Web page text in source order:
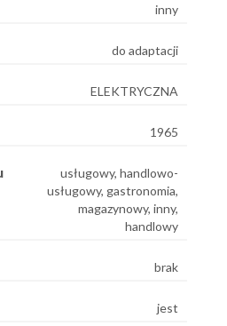
inny
do adaptacji
ELEKTRYCZNA
1965
usługowy, handlowo-
usługowy, gastronomia,
magazynowy, inny,
handlowy
brak
jest